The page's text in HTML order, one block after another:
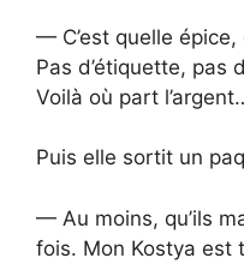
— C’est quelle
Pas d’étiquette, pas
Voilà où part
Puis elle sortit un
— Au moins, qu’ils
fois. Mon Kostya est